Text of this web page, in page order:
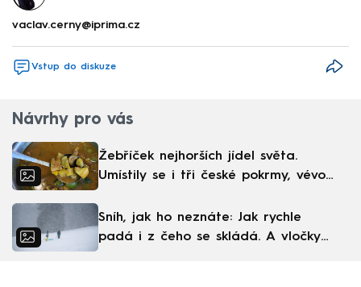
vaclav.cerny@iprima.cz
Vstup do diskuze
Návrhy pro vás
Žebříček nejhorších jídel světa.
Umístily se i tři české pokrmy, vévodí
Sníh, jak ho neznáte: Jak rychle
padá i z čeho se skládá. A vločky